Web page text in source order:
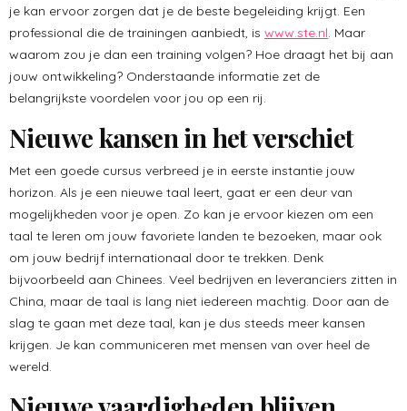
je kan ervoor zorgen dat je de beste begeleiding krijgt. Een
professional die de trainingen aanbiedt, is www.ste.nl. Maar
waarom zou je dan een training volgen? Hoe draagt het bij aan
jouw ontwikkeling? Onderstaande informatie zet de
belangrijkste voordelen voor jou op een rij.
Nieuwe kansen in het verschiet
Met een goede cursus verbreed je in eerste instantie jouw
horizon. Als je een nieuwe taal leert, gaat er een deur van
mogelijkheden voor je open. Zo kan je ervoor kiezen om een
taal te leren om jouw favoriete landen te bezoeken, maar ook
om jouw bedrijf internationaal door te trekken. Denk
bijvoorbeeld aan Chinees. Veel bedrijven en leveranciers zitten in
China, maar de taal is lang niet iedereen machtig. Door aan de
slag te gaan met deze taal, kan je dus steeds meer kansen
krijgen. Je kan communiceren met mensen van over heel de
wereld.